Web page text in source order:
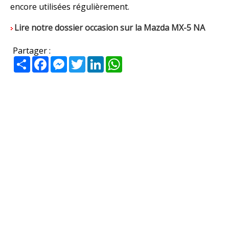
encore utilisées régulièrement.
Lire notre dossier occasion sur la Mazda MX-5 NA
Partager :
PartagerFacebookMessenger
TwitterLinkedIn